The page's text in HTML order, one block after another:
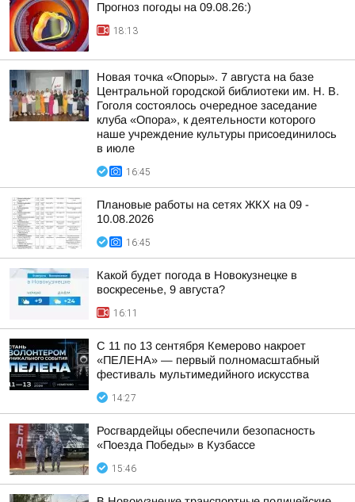
Прогноз погоды на 09.08.26:)
18:13
Новая точка «Опоры». 7 августа на базе
Центральной городской библиотеки им. Н. В.
Гоголя состоялось очередное заседание
клуба «Опора», к деятельности которого
наше учреждение культуры присоединилось
в июле
16:45
Плановые работы на сетях ЖКХ на 09 -
10.08.2026
16:45
Какой будет погода в Новокузнецке в
воскресенье, 9 августа?
16:11
С 11 по 13 сентября Кемерово накроет
«ПЕЛЕНА» — первый полномасштабный
фестиваль мультимедийного искусства
14:27
Росгвардейцы обеспечили безопасность
«Поезда Победы» в Кузбассе
15:46